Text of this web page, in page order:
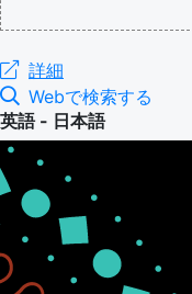
詳細
Webで検索する
英語 - 日本語